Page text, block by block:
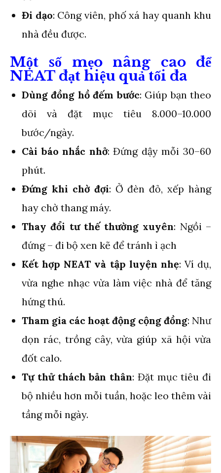
Đi dạo: Công viên, phố xá hay quanh khu
nhà đều được.
Một số mẹo nâng cao để
NEAT đạt hiệu quả tối đa
Dùng đồng hồ đếm bước: Giúp bạn theo
dõi và đặt mục tiêu 8.000–10.000
bước/ngày.
Cài báo nhắc nhở: Đứng dậy mỗi 30–60
phút.
Đứng khi chờ đợi: Ở đèn đỏ, xếp hàng
hay chờ thang máy.
Thay đổi tư thế thường xuyên: Ngồi –
đứng – đi bộ xen kẽ để tránh ì ạch
Kết hợp NEAT và tập luyện nhẹ: Ví dụ,
vừa nghe nhạc vừa làm việc nhà để tăng
hứng thú.
Tham gia các hoạt động cộng đồng: Như
dọn rác, trồng cây, vừa giúp xã hội vừa
đốt calo.
Tự thử thách bản thân: Đặt mục tiêu đi
bộ nhiều hơn mỗi tuần, hoặc leo thêm vài
tầng mỗi ngày.